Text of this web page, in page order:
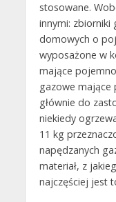
stosowane.
innymi:
domowych o
wyposażone w
mające
gazowe mające
głównie do
niekiedy
11 kg
napędzanych
materiał, z
najczęściej jest